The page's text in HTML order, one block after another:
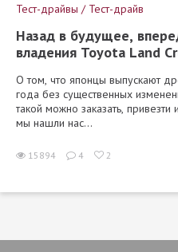
Тест-драйвы / Тест-драйв
Назад в будущее,
владения Toyota Land
О том, что японцы выпускают
года без существенных
такой можно заказать,
мы нашли нас...
15894 4 2